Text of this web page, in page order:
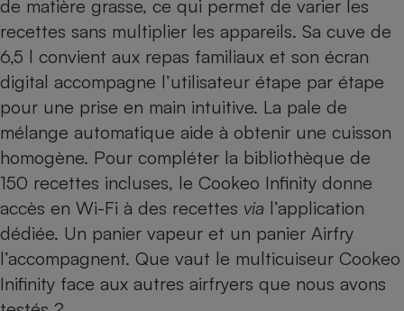
de matière grasse, ce qui permet de varier les
recettes sans multiplier les appareils. Sa cuve de
6,5 l convient aux repas familiaux et son écran
digital accompagne l’utilisateur étape par étape
pour une prise en main intuitive. La pale de
mélange automatique aide à obtenir une cuisson
homogène. Pour compléter la bibliothèque de
150 recettes incluses, le Cookeo Infinity donne
accès en Wi-Fi à des recettes via l’application
dédiée. Un panier vapeur et un panier Airfry
l’accompagnent. Que vaut le multicuiseur Cookeo
Inifinity face aux autres airfryers que nous avons